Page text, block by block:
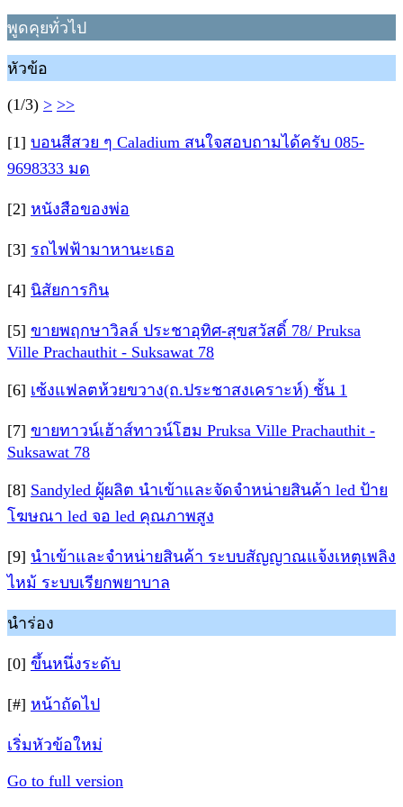
พูดคุยทั่วไป
หัวข้อ
(1/3) > >>
[1] บอนสีสวย ๆ Caladium สนใจสอบถามได้ครับ 085-
9698333 มด
[2] หนังสือของพ่อ
[3] รถไฟฟ้ามาหานะเธอ
[4] นิสัยการกิน
[5] ขายพฤกษาวิลล์ ประชาอุทิศ-สุขสวัสดิ์ 78/ Pruksa
Ville Prachauthit - Suksawat 78
[6] เซ้งแฟลตห้วยขวาง(ถ.ประชาสงเคราะห์) ชั้น 1
[7] ขายทาวน์เฮ้าส์ทาวน์โฮม Pruksa Ville Prachauthit -
Suksawat 78
[8] Sandyled ผู้ผลิต นำเข้าและจัดจำหน่ายสินค้า led ป้าย
โฆษณา led จอ led คุณภาพสูง
[9] นำเข้าและจำหน่ายสินค้า ระบบสัญญาณแจ้งเหตุเพลิง
ไหม้ ระบบเรียกพยาบาล
นำร่อง
[0] ขึ้นหนึ่งระดับ
[#] หน้าถัดไป
เริ่มหัวข้อใหม่
Go to full version